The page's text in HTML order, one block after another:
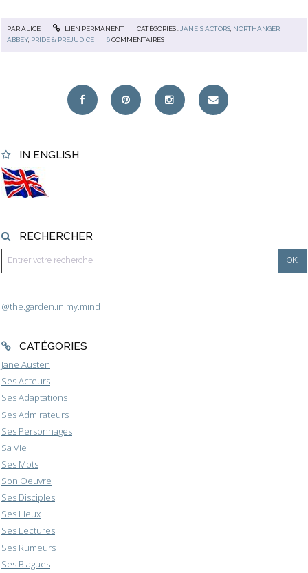
PARALICE LIEN PERMANENT CATÉGORIES :JANE'S ACTORS, NORTHANGER
ABBEY, PRIDE & PREJUDICE 6 COMMENTAIRES
IN ENGLISH
RECHERCHER
@the.garden.in.my.mind
CATÉGORIES
Jane Austen
Ses Acteurs
Ses Adaptations
Ses Admirateurs
Ses Personnages
Sa Vie
Ses Mots
Son Oeuvre
Ses Disciples
Ses Lieux
Ses Lectures
Ses Rumeurs
Ses Blagues